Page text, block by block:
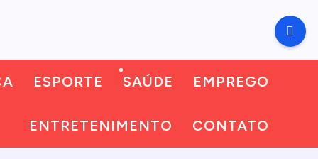
ESPORTE SAÚDE EMPREGO
ENTRETENIMENTO CONTATO